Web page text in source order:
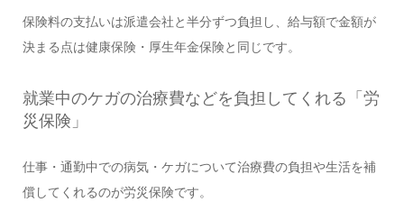
保険料の支払いは派遣会社と半分ずつ負担し、給与額で金額が
決まる点は健康保険・厚生年金保険と同じです。
就業中のケガの治療費などを負担してくれる「労
災保険」
仕事・通勤中での病気・ケガについて治療費の負担や生活を補
償してくれるのが労災保険です。